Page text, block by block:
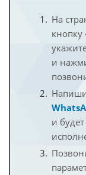
На
кнопку
и
и